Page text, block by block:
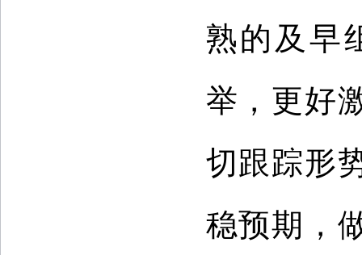
熟的及早
举，更好
切跟踪形
稳预期，